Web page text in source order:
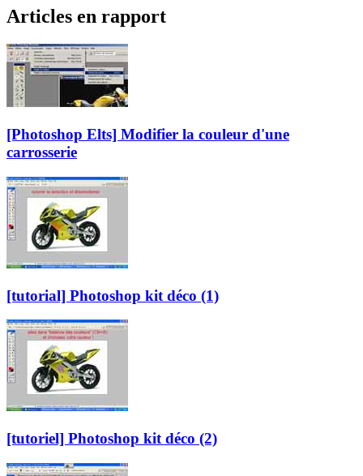
Articles en rapport
[Photoshop Elts] Modifier la couleur d'une
carrosserie
[tutorial] Photoshop kit déco (1)
[tutoriel] Photoshop kit déco (2)